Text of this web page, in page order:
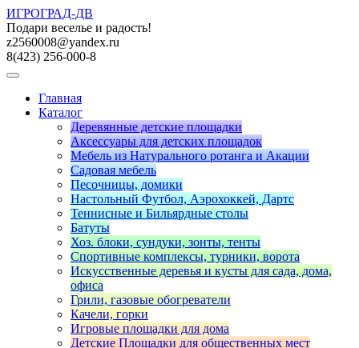
ИГРОГРАД-ДВ
Подари веселье и радость!
z2560008@yandex.ru
8(423) 256-000-8
Главная
Каталог
Деревянные детские площадки
Аксессуары для детских площадок
Мебель из Натурального ротанга и Акации
Садовая мебель
Песочницы, домики
Настольный Футбол, Аэрохоккей, Дартс
Теннисные и Бильярдные столы
Батуты
Хоз. блоки, сундуки, зонты, тенты
Спортивные комплексы, турники, ворота
Искусственные деревья и кусты для сада, дома,
офиса
Грили, газовые обогреватели
Качели, горки
Игровые площадки для дома
Детские Площадки для общественных мест